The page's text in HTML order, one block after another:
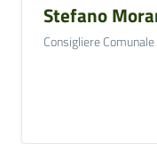
Stefano
Consigliere Comunale